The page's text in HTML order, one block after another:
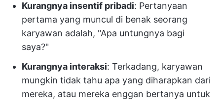
Kurangnya insentif pribadi: Pertanyaan
pertama yang muncul di benak seorang
karyawan adalah, "Apa untungnya bagi
saya?"
Kurangnya interaksi: Terkadang, karyawan
mungkin tidak tahu apa yang diharapkan dari
mereka, atau mereka enggan bertanya untuk